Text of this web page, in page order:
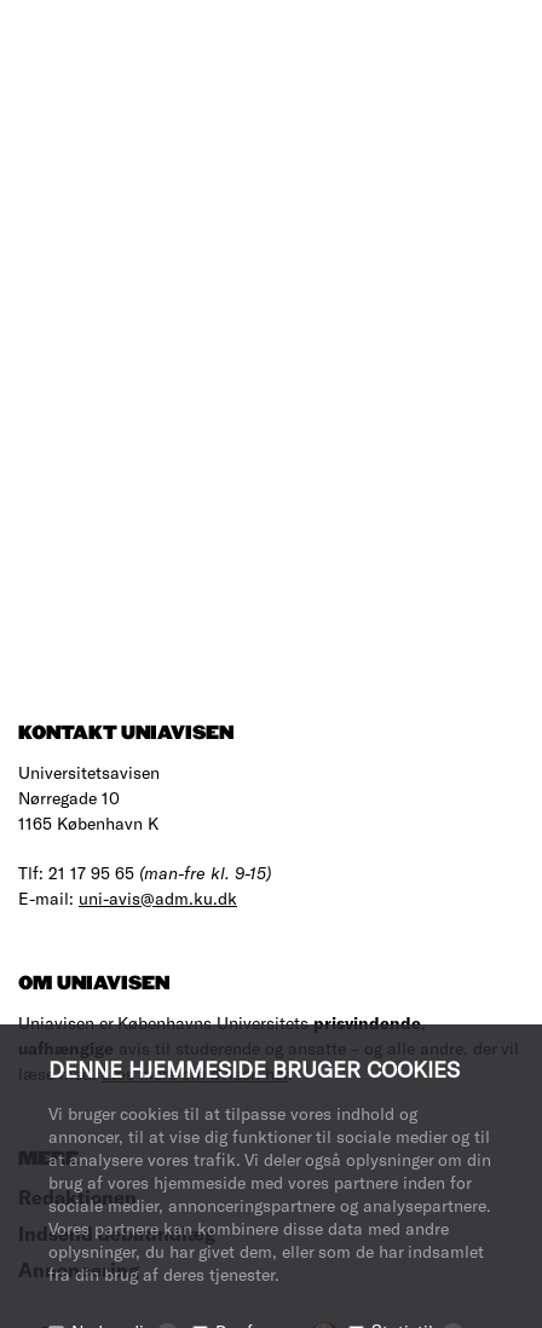
DENNE HJEMMESIDE BRUGER COOKIES
Vi bruger cookies til at tilpasse vores indhold og
annoncer, til at vise dig funktioner til sociale medier og til
at analysere vores trafik. Vi deler også oplysninger om din
brug af vores hjemmeside med vores partnere inden for
sociale medier, annonceringspartnere og analysepartnere.
Vores partnere kan kombinere disse data med andre
oplysninger, du har givet dem, eller som de har indsamlet
fra din brug af deres tjenester.
KONTAKT UNIAVISEN
Universitetsavisen
Nørregade 10
1165 København K
Tlf: 21 17 95 65 (man-fre kl. 9-15)
E-mail: uni-avis@adm.ku.dk
OM UNIAVISEN
Uniavisen er Københavns Universitetsprisvindende,
uafhængige avis til studerende og ansatte – og alle andre, der vil
læse med.Læs mere om avisen her.
MERE
Redaktionen
Indsend debatindlæg
Annoncering